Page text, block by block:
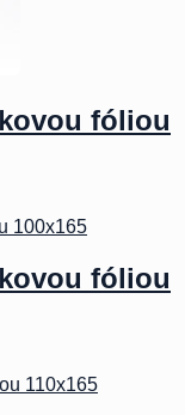
fóliou
fóliou